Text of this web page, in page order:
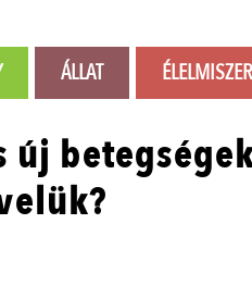
ÁLLAT ÉLELMISZER
új